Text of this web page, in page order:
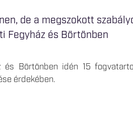
de a megszokott
Fegyház és Börtönben
és Börtönben idén 15
érdekében.